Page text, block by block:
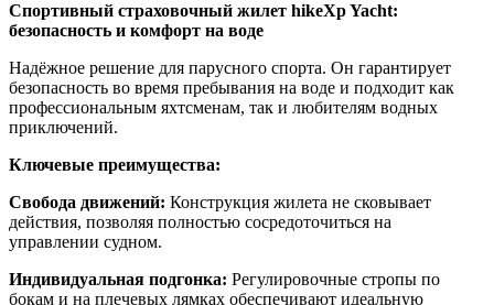
Спортивный страховочный жилет hikeXp Yacht:
безопасность и комфорт на воде
Надёжное решение для парусного спорта. Он гарантирует
безопасность во время пребывания на воде и подходит как
профессиональным яхтсменам, так и любителям водных
приключений.
Ключевые преимущества:
Свобода движений: Конструкция жилета не сковывает
действия, позволяя полностью сосредоточиться на
управлении судном.
Индивидуальная подгонка: Регулировочные стропы по
бокам и на плечевых лямках обеспечивают идеальную